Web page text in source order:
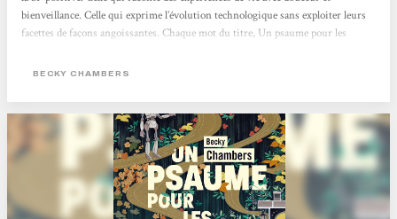
bienveillance. Celle qui exprime l’évolution technologique sans exploiter leurs
facettes de façons angoissantes. Chaque mot du titre, Un psaume pour les
pleine de réflexions. J’ai abordé ce recueil de préceptes sages pas à pas, un
m’imprégner d’eux pour garder ce qui me serait...
BECKY CHAMBERS